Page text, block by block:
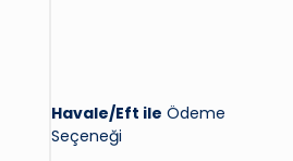
Havale/Eft ile Ödeme
Seçeneği